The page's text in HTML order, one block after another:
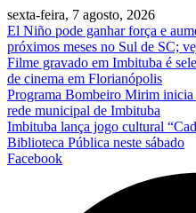
sexta-feira, 7 agosto, 2026
El Niño pode ganhar força e
próximos meses no Sul de SC;
Filme gravado em Imbituba é
de cinema em Florianópolis
Programa Bombeiro Mirim inicia
rede municipal de Imbituba
Imbituba lança jogo cultural
Biblioteca Pública neste sábado
Facebook